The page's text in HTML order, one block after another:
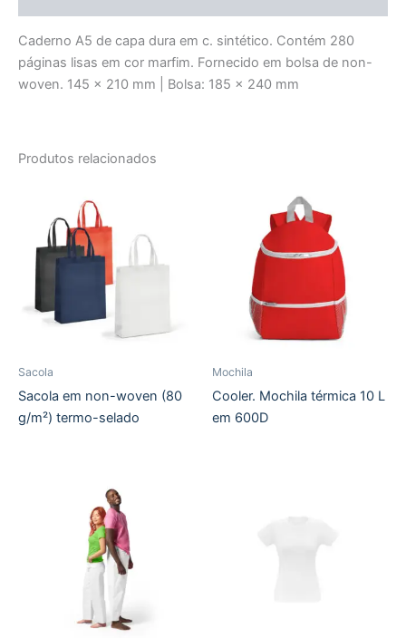
Caderno A5 de capa dura em c. sintético. Contém 280
páginas lisas em cor marfim. Fornecido em bolsa de non-
woven. 145 x 210 mm | Bolsa: 185 x 240 mm
Produtos relacionados
Sacola
Sacola em non-woven (80
g/m²) termo-selado
Mochila
Cooler. Mochila térmica 10 L
em 600D